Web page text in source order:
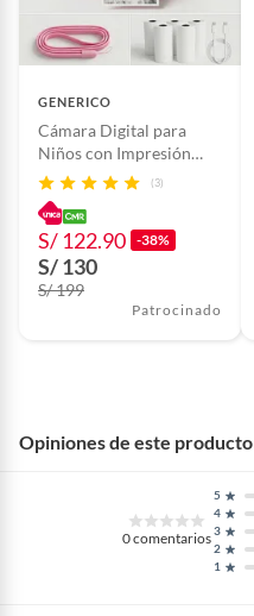
Distancia focal
Requiere Serial
Number
Color
Garantía del
GENERICO
Cámara Digital para
Niños con Impresión
Instantánea Pantalla HD
y Juegos Integrados
Incluye Pack de papel de
Respuesto
(3)
S/ 122.90 -38%
S/ 130
S/ 199
Patrocinado
Opiniones de este producto
0comentarios
1
2
3
4
5